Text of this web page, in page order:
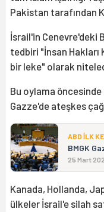
Pakistan tarafından
İsrail'in Cenevre'deki
tedbiri "İnsan
bir leke" olarak
Bu oylama
Gazze'de ateşkes
ABD İLK
BMGK
25 Mart
Kanada, Hollanda,
ülkeler İsrail'e silah